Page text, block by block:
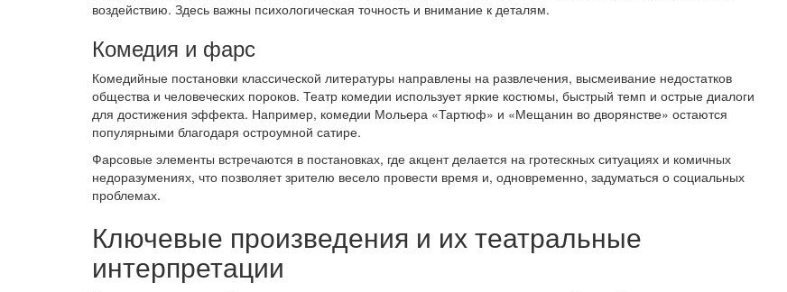
воздействию. Здесь важны психологическая точность и внимание к деталям.
Комедия и фарс
Комедийные постановки классической литературы направлены на развлечения, высмеивание недостатков
общества и человеческих пороков. Театр комедии использует яркие костюмы, быстрый темп и острые диалоги
для достижения эффекта. Например, комедии Мольера «Тартюф» и «Мещанин во дворянстве» остаются
популярными благодаря остроумной сатире.
Фарсовые элементы встречаются в постановках, где акцент делается на гротескных ситуациях и комичных
недоразумениях, что позволяет зрителю весело провести время и, одновременно, задуматься о социальных
проблемах.
Ключевые произведения и их театральные
интерпретации